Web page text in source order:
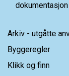
dokumentasjon
Arkiv - utgåtte
Byggeregler
Klikk og finn